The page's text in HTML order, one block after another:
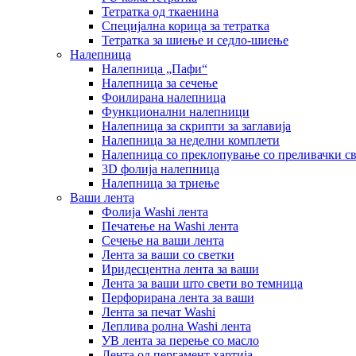
Тетратка од ткаенина
Специјална корица за тетратка
Тетратка за шиење и седло-шиење
Налепница
Налепница „Пафи“
Налепница за сечење
Фоилирана налепница
Функционални налепници
Налепница за скрипти за заглавија
Налепница за неделни комплети
Налепница со преклопување со преливачки
3D фолија налепница
Налепница за триење
Ваши лента
Фолија Washi лента
Печатење на Washi лента
Сечење на ваши лента
Лента за ваши со светки
Иридесцентна лента за ваши
Лента за ваши што свети во темница
Перфорирана лента за ваши
Лента за печат Washi
Леплива ролна Washi лента
УВ лента за перење со масло